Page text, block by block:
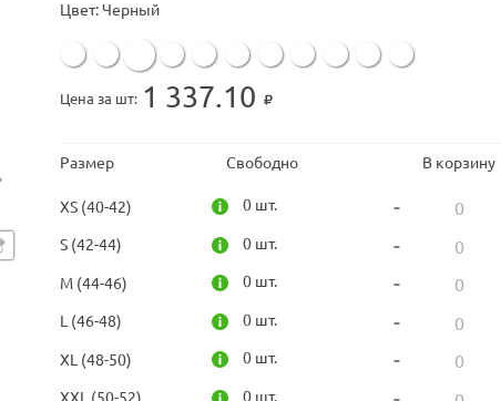
Цвет: Черный
Цена за шт: 1 337.10
Размер Свободно В корзину
XS (40-42) 0 шт. -
S (42-44) 0 шт. -
M (44-46) 0 шт. -
L (46-48) 0 шт. -
XL (48-50) 0 шт. -
XXL (50-52) 0 шт.